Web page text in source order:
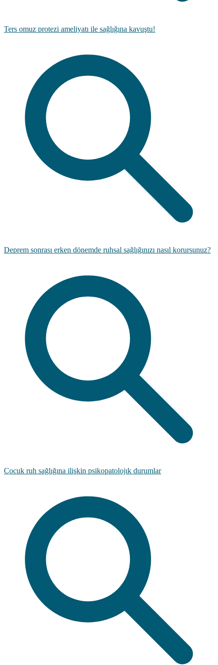
Ters omuz protezi ameliyatı ile sağlığına kavuştu!
Deprem sonrası erken dönemde ruhsal sağlığınızı nasıl korursunuz?
Çocuk ruh sağlığına ilişkin psikopatolojık durumlar